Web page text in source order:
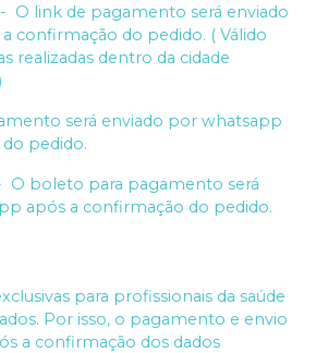
- O link de pagamento será enviado
confirmação do pedido. ( Válido
realizadas dentro da cidade
será enviado por whatsapp
pedido.
O boleto para pagamento será
após a confirmação do pedido.
para profissionais da saúde
Por isso, o pagamento e envio
a confirmação dos dados